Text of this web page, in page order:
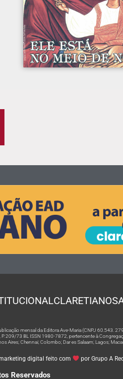
CLARETIANOS
mensal da Editora Ave-Maria (CNPJ 60.543.
P. 209/73 BL ISSN 1980-7872, pertencente à
Aires; Chennai; Colombo; Dar es Salaam; Lagos;
digital feito com por Grupo A
Reservados